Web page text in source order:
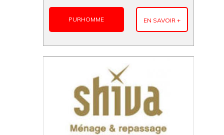
PURHOMME EN SAVOIR +